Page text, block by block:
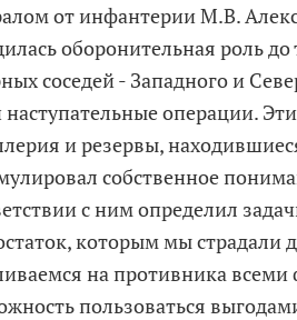
от инфантерии М.В.
оборонительная роль
соседей - Западного и
наступательные операции.
и резервы,
собственное
с ним определил
которым мы страдали
на противника
пользоваться